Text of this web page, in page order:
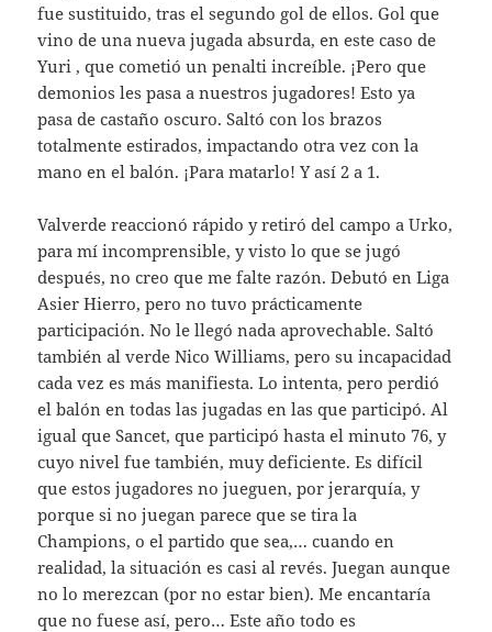
fue sustituido, tras el segundo gol de ellos. Gol que
vino de una nueva jugada absurda, en este caso de
Yuri , que cometió un penalti increíble. ¡Pero que
demonios les pasa a nuestros jugadores! Esto ya
pasa de castaño oscuro. Saltó con los brazos
totalmente estirados, impactando otra vez con la
mano en el balón. ¡Para matarlo! Y así 2 a 1.
Valverde reaccionó rápido y retiró del campo a Urko,
para mí incomprensible, y visto lo que se jugó
después, no creo que me falte razón. Debutó en Liga
Asier Hierro, pero no tuvo prácticamente
participación. No le llegó nada aprovechable. Saltó
también al verde Nico Williams, pero su incapacidad
cada vez es más manifiesta. Lo intenta, pero perdió
el balón en todas las jugadas en las que participó. Al
igual que Sancet, que participó hasta el minuto 76, y
cuyo nivel fue también, muy deficiente. Es difícil
que estos jugadores no jueguen, por jerarquía, y
porque si no juegan parece que se tira la
Champions, o el partido que sea,… cuando en
realidad, la situación es casi al revés. Juegan aunque
no lo merezcan (por no estar bien). Me encantaría
que no fuese así, pero… Este año todo es